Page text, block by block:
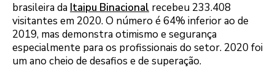
brasileira da Itaipu Binacional recebeu 233.408
visitantes em 2020. O número é 64% inferior ao de
2019, mas demonstra otimismo e segurança
especialmente para os profissionais do setor. 2020 foi
um ano cheio de desafios e de superação.